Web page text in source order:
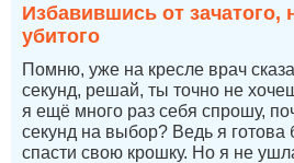
Избавившись от зачатого,
убитого
Помню, уже на кресле врач
секунд, решай, ты точно не
я ещё много раз себя спрошу,
секунд на выбор? Ведь я готова
спасти свою крошку. Но я не